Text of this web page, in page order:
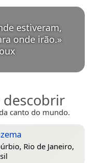
estiveram,
onde irão.
descobrir
canto do mundo.
Rio de Janeiro,